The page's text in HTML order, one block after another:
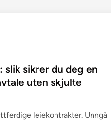
slik sikrer du deg en
uten skjulte
leiekontrakter. Unngå